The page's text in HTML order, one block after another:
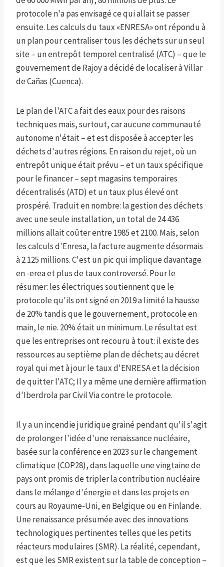
protocole n'a pas envisagé ce qui allait se passer
ensuite. Les calculs du taux «ENRESA» ont répondu à
un plan pour centraliser tous les déchets sur un seul
site – un entrepôt temporel centralisé (ATC) – que le
gouvernement de Rajoy a décidé de localiser à Villar
de Cañas (Cuenca).
Le plan de l'ATC a fait des eaux pour des raisons
techniques mais, surtout, car aucune communauté
autonome n'était – et est disposée à accepter les
déchets d'autres régions. En raison du rejet, où un
entrepôt unique était prévu – et un taux spécifique
pour le financer – sept magasins temporaires
décentralisés (ATD) et un taux plus élevé ont
prospéré. Traduit en nombre: la gestion des déchets
avec une seule installation, un total de 24 436
millions allait coûter entre 1985 et 2100. Mais, selon
les calculs d'Enresa, la facture augmente désormais
à 2 125 millions. C'est un pic qui implique davantage
en -erea et plus de taux controversé. Pour le
résumer: les électriques soutiennent que le
protocole qu'ils ont signé en 2019 a limité la hausse
de 20% tandis que le gouvernement, protocole en
main, le nie. 20% était un minimum. Le résultat est
que les entreprises ont recouru à tout: il existe des
ressources au septième plan de déchets; au décret
royal qui met à jour le taux d'ENRESA et la décision
de quitter l'ATC; Il y a même une dernière affirmation
d'Iberdrola par Civil Via contre le protocole.
Il y a un incendie juridique grainé pendant qu'il s'agit
de prolonger l'idée d'une renaissance nucléaire,
basée sur la conférence en 2023 sur le changement
climatique (COP28), dans laquelle une vingtaine de
pays ont promis de tripler la contribution nucléaire
dans le mélange d'énergie et dans les projets en
cours au Royaume-Uni, en Belgique ou en Finlande.
Une renaissance présumée avec des innovations
technologiques pertinentes telles que les petits
réacteurs modulaires (SMR). La réalité, cependant,
est que les SMR existent sur la table de conception –